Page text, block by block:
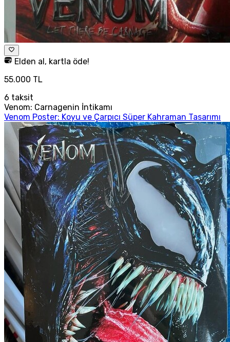
Elden al, kartla öde!
55.000 TL
6 taksit
Venom: Carnagenin İntikamı
Venom Poster: Koyu ve Çarpıcı Süper Kahraman Tasarımı